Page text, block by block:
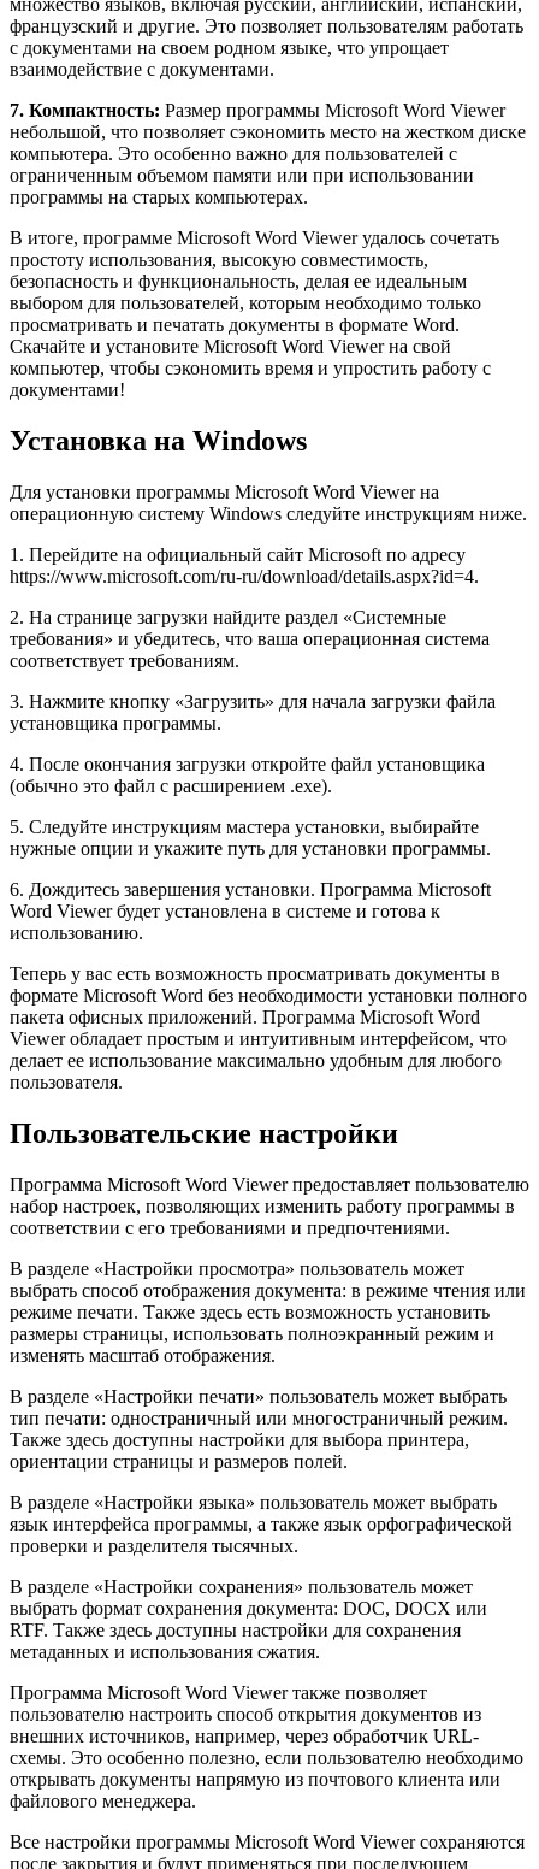
множество языков, включая русский, английский, испанский,
французский и другие. Это позволяет пользователям работать
с документами на своем родном языке, что упрощает
взаимодействие с документами.
7. Компактность: Размер программы Microsoft Word Viewer
небольшой, что позволяет сэкономить место на жестком диске
компьютера. Это особенно важно для пользователей с
ограниченным объемом памяти или при использовании
программы на старых компьютерах.
В итоге, программе Microsoft Word Viewer удалось сочетать
простоту использования, высокую совместимость,
безопасность и функциональность, делая ее идеальным
выбором для пользователей, которым необходимо только
просматривать и печатать документы в формате Word.
Скачайте и установите Microsoft Word Viewer на свой
компьютер, чтобы сэкономить время и упростить работу с
документами!
Установка на Windows
Для установки программы Microsoft Word Viewer на
операционную систему Windows следуйте инструкциям ниже.
1. Перейдите на официальный сайт Microsoft по адресу
https://www.microsoft.com/ru-ru/download/details.aspx?id=4.
2. На странице загрузки найдите раздел «Системные
требования» и убедитесь, что ваша операционная система
соответствует требованиям.
3. Нажмите кнопку «Загрузить» для начала загрузки файла
установщика программы.
4. После окончания загрузки откройте файл установщика
(обычно это файл с расширением .exe).
5. Следуйте инструкциям мастера установки, выбирайте
нужные опции и укажите путь для установки программы.
6. Дождитесь завершения установки. Программа Microsoft
Word Viewer будет установлена в системе и готова к
использованию.
Теперь у вас есть возможность просматривать документы в
формате Microsoft Word без необходимости установки полного
пакета офисных приложений. Программа Microsoft Word
Viewer обладает простым и интуитивным интерфейсом, что
делает ее использование максимально удобным для любого
пользователя.
Пользовательские настройки
Программа Microsoft Word Viewer предоставляет пользователю
набор настроек, позволяющих изменить работу программы в
соответствии с его требованиями и предпочтениями.
В разделе «Настройки просмотра» пользователь может
выбрать способ отображения документа: в режиме чтения или
режиме печати. Также здесь есть возможность установить
размеры страницы, использовать полноэкранный режим и
изменять масштаб отображения.
В разделе «Настройки печати» пользователь может выбрать
тип печати: одностраничный или многостраничный режим.
Также здесь доступны настройки для выбора принтера,
ориентации страницы и размеров полей.
В разделе «Настройки языка» пользователь может выбрать
язык интерфейса программы, а также язык орфографической
проверки и разделителя тысячных.
В разделе «Настройки сохранения» пользователь может
выбрать формат сохранения документа: DOC, DOCX или
RTF. Также здесь доступны настройки для сохранения
метаданных и использования сжатия.
Программа Microsoft Word Viewer также позволяет
пользователю настроить способ открытия документов из
внешних источников, например, через обработчик URL-
схемы. Это особенно полезно, если пользователю необходимо
открывать документы напрямую из почтового клиента или
файлового менеджера.
Все настройки программы Microsoft Word Viewer сохраняются
после закрытия и будут применяться при последующем